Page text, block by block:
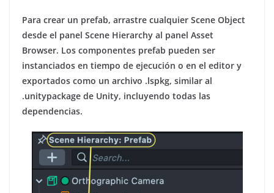
Para crear un prefab, arrastre cualquier Scene Object
desde el panel Scene Hierarchy al panel Asset
Browser. Los componentes prefab pueden ser
instanciados en tiempo de ejecución o en el editor y
exportados como un archivo .lspkg, similar al
.unitypackage de Unity, incluyendo todas las
dependencias.